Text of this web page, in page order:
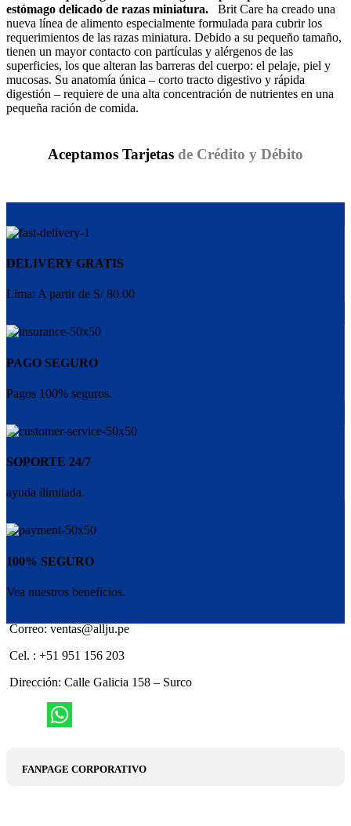
estómago delicado de razas miniatura. Brit Care ha creado una
nueva línea de alimento especialmente formulada para cubrir los
requerimientos de las razas miniatura. Debido a su pequeño tamaño,
tienen un mayor contacto con partículas y alérgenos de las
superficies, los que alteran las barreras del cuerpo: el pelaje, piel y
mucosas. Su anatomía única – corto tracto digestivo y rápida
digestión – requiere de una alta concentración de nutrientes en una
pequeña ración de comida.
Aceptamos Tarjetas de Crédito y Débito
DELIVERY GRATIS
Lima: A partir de S/ 80.00
PAGO SEGURO
Pagos 100% seguros.
SOPORTE 24/7
ayuda ilimitada.
100% SEGURO
Vea nuestros beneficios.
Correo: ventas@allju.pe
Cel. : +51 951 156 203
Dirección: Calle Galicia 158 – Surco
FANPAGE CORPORATIVO